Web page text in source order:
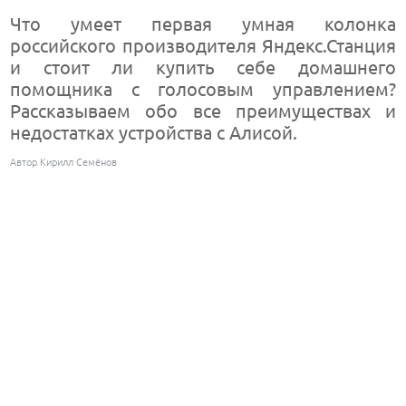
Что умеет первая умная колонка
российского производителя Яндекс.Станция
и стоит ли купить себе домашнего
помощника с голосовым управлением?
Рассказываем обо все преимуществах и
недостатках устройства с Алисой.
Автор Кирилл Семёнов